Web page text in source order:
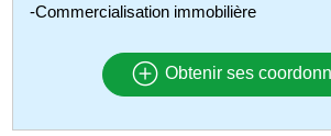
-Commercialisation immobilière
Obtenir ses